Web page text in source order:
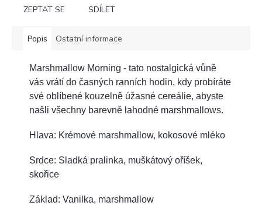
ZEPTAT SE SDÍLET
Popis Ostatní informace
Marshmallow Morning - tato nostalgická vůně
vás vrátí do časných ranních hodin, kdy probíráte
své oblíbené kouzelně úžasné cereálie, abyste
našli všechny barevně lahodné marshmallows.
Hlava: Krémové marshmallow, kokosové mléko
Srdce: Sladká pralinka, muškátový oříšek,
skořice
Základ: Vanilka, marshmallow